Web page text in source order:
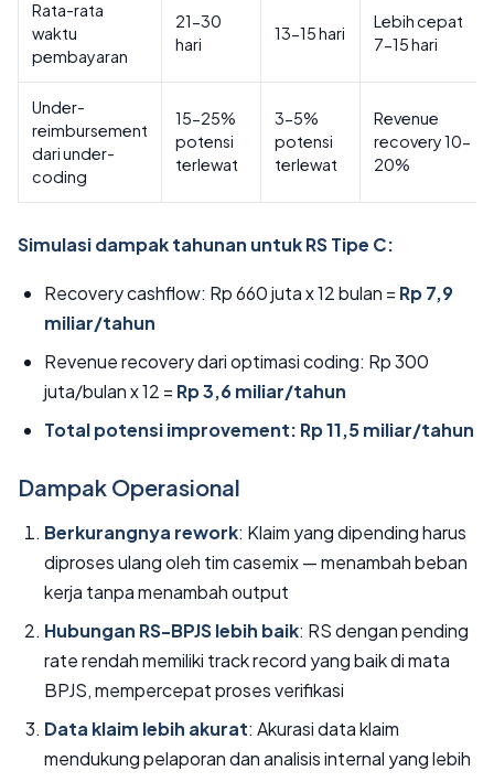
Rata-rata
waktu
pembayaran
21-30
hari
13-15 hari
Lebih cepat
7-15 hari
Under-
reimbursement
dari under-
coding
15-25%
potensi
terlewat
3-5%
potensi
terlewat
Revenue
recovery 10-
20%
Simulasi dampak tahunan untuk RS Tipe C:
Recovery cashflow: Rp 660 juta x 12 bulan = Rp 7,9
miliar/tahun
Revenue recovery dari optimasi coding: Rp 300
juta/bulan x 12 = Rp 3,6 miliar/tahun
Total potensi improvement: Rp 11,5 miliar/tahun
Dampak Operasional
Berkurangnya rework: Klaim yang dipending harus
diproses ulang oleh tim casemix — menambah beban
kerja tanpa menambah output
Hubungan RS-BPJS lebih baik: RS dengan pending
rate rendah memiliki track record yang baik di mata
BPJS, mempercepat proses verifikasi
Data klaim lebih akurat: Akurasi data klaim
mendukung pelaporan dan analisis internal yang lebih